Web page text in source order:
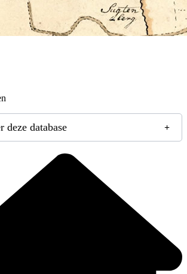
deze database